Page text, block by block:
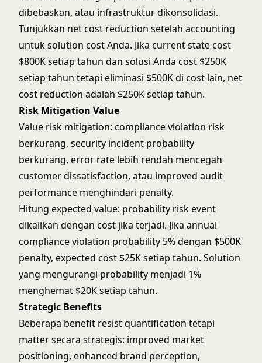
dibebaskan, atau infrastruktur dikonsolidasi.
Tunjukkan net cost reduction setelah accounting
untuk solution cost Anda. Jika current state cost
$800K setiap tahun dan solusi Anda cost $250K
setiap tahun tetapi eliminasi $500K di cost lain, net
cost reduction adalah $250K setiap tahun.
Risk Mitigation Value
Value risk mitigation: compliance violation risk
berkurang, security incident probability
berkurang, error rate lebih rendah mencegah
customer dissatisfaction, atau improved audit
performance menghindari penalty.
Hitung expected value: probability risk event
dikalikan dengan cost jika terjadi. Jika annual
compliance violation probability 5% dengan $500K
penalty, expected cost $25K setiap tahun. Solution
yang mengurangi probability menjadi 1%
menghemat $20K setiap tahun.
Strategic Benefits
Beberapa benefit resist quantification tetapi
matter secara strategis: improved market
positioning, enhanced brand perception,